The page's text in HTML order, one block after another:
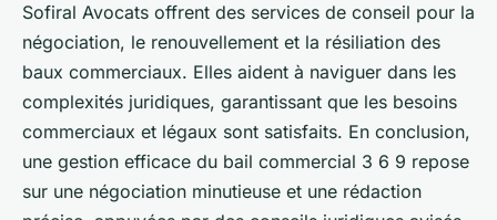
Sofiral Avocats offrent des services de conseil pour la
négociation, le renouvellement et la résiliation des
baux commerciaux. Elles aident à naviguer dans les
complexités juridiques, garantissant que les besoins
commerciaux et légaux sont satisfaits. En conclusion,
une gestion efficace du bail commercial 3 6 9 repose
sur une négociation minutieuse et une rédaction